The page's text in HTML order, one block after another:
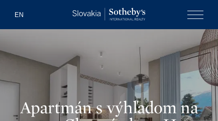
Slovakia
EN
Apartmán s výhľadom na